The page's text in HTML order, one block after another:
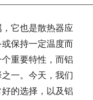
它也是散热器应
保持一定温度而
重要特性，而铝
一。今天，我们
的选择，以及铝